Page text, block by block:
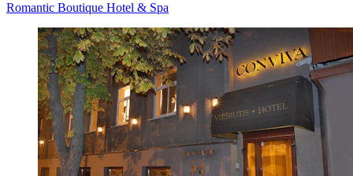
Romantic Boutique Hotel & Spa